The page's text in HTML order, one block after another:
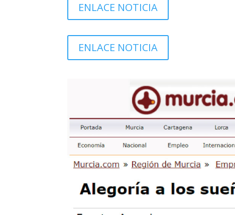
ENLACE NOTICIA
ENLACE NOTICIA